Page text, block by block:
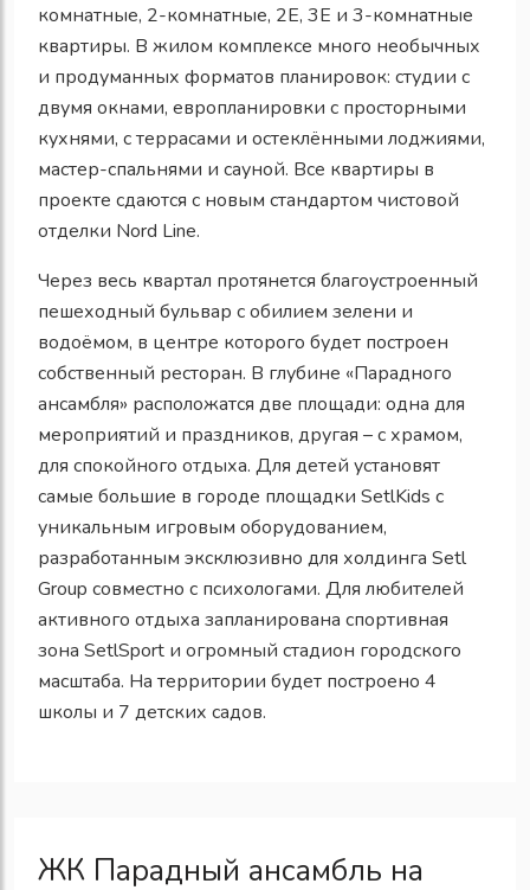
комнатные, 2-комнатные, 2Е, 3Е и 3-комнатные
квартиры. В жилом комплексе много необычных
и продуманных форматов планировок: студии с
двумя окнами, европланировки с просторными
кухнями, с террасами и остеклёнными лоджиями,
мастер-спальнями и сауной. Все квартиры в
проекте сдаются с новым стандартом чистовой
отделки Nord Line.
Через весь квартал протянется благоустроенный
пешеходный бульвар с обилием зелени и
водоёмом, в центре которого будет построен
собственный ресторан. В глубине «Парадного
ансамбля» расположатся две площади: одна для
мероприятий и праздников, другая – с храмом,
для спокойного отдыха. Для детей установят
самые большие в городе площадки SetlKids с
уникальным игровым оборудованием,
разработанным эксклюзивно для холдинга Setl
Group совместно с психологами. Для любителей
активного отдыха запланирована спортивная
зона SetlSport и огромный стадион городского
масштаба. На территории будет построено 4
школы и 7 детских садов.
ЖК Парадный ансамбль на